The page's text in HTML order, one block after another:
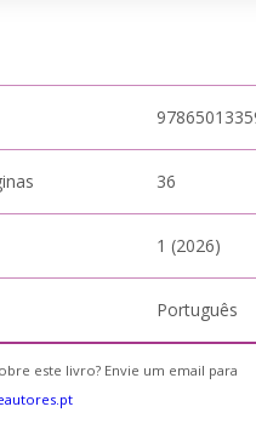
36
1 (2026)
Português
este livro? Envie um email para